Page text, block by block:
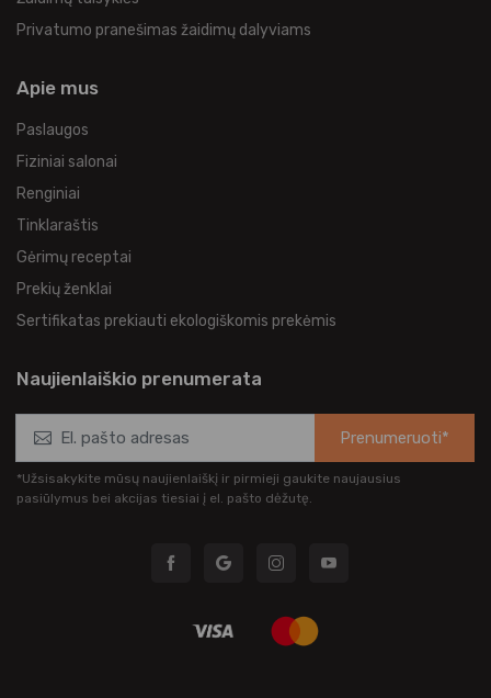
Privatumo pranešimas žaidimų dalyviams
Apie mus
Paslaugos
Fiziniai salonai
Renginiai
Tinklaraštis
Gėrimų receptai
Prekių ženklai
Sertifikatas prekiauti ekologiškomis prekėmis
Naujienlaiškio prenumerata
Prenumeruoti*
*Užsisakykite mūsų naujienlaiškį ir pirmieji gaukite naujausius
pasiūlymus bei akcijas tiesiai į el. pašto dėžutę.